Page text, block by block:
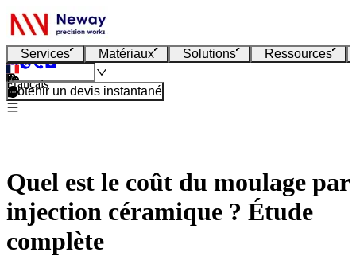
Services Matériaux Solutions Ressources
Français
Obtenir un devis instantané
Quel est le coût du moulage par
injection céramique ? Étude
complète